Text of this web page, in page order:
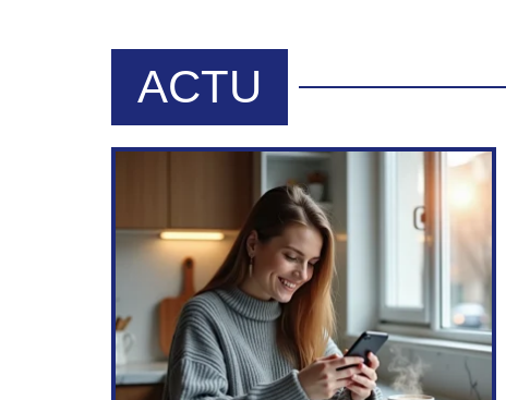
ACTU